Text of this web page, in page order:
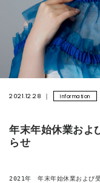
2021.12.28 Information
年末年始休業およ
らせ
2021年　年末年始休業および